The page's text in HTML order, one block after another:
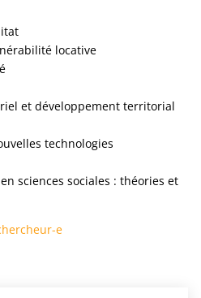
locative
et développement territorial
technologies
sciences sociales : théories et
e